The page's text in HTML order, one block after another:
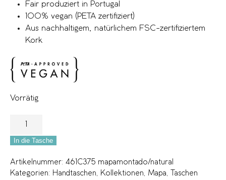
Fair produziert in Portugal
100% vegan (PETA zertifiziert)
Aus nachhaltigem, natürlichem FSC-zertifiziertem
Kork
Vorrätig
In die Tasche
Artikelnummer: 461C375 mapamontado/natural
Kategorien: Handtaschen Kollektionen Mapa
Taschen